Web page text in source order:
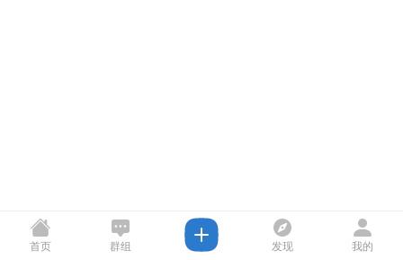
首页 群组 发现 我的